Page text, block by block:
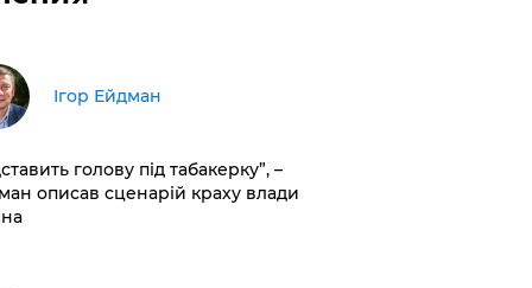
Ігор Ейдман
голову під табакерку”, –
описав сценарій краху влади